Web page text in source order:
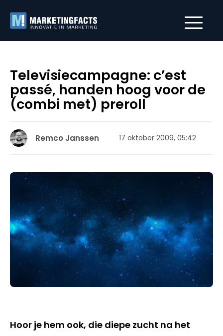
Televisiecampagne: c’est
passé, handen hoog voor de
(combi met) preroll
Remco Janssen 17 oktober 2009, 05:42
Hoor je hem ook, die diepe zucht na het